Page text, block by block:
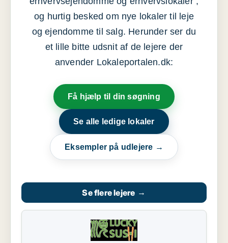
og hurtig besked om nye lokaler til leje
og ejendomme til salg. Herunder ser du
et lille bitte udsnit af de lejere der
anvender Lokaleportalen.dk:
Få hjælp til din søgning
Se alle ledige lokaler
Eksempler på udlejere →
Se flere lejere →